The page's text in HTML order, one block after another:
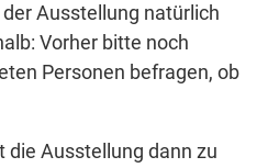
Ausstellung natürlich
Vorher bitte noch
Personen befragen, ob
die Ausstellung dann zu